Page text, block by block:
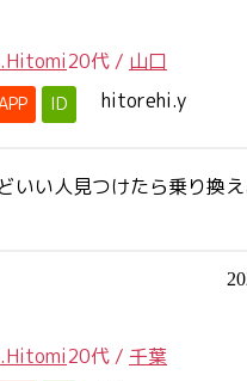
20代 / 山口
ID hitorehi.y
いい人見つけたら乗り換
20代 / 千葉